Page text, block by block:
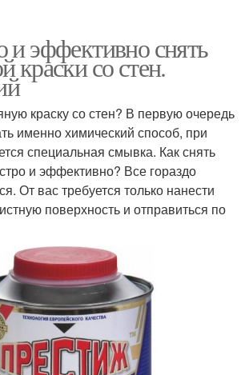
и эффективно снять
краски со стен.
краску со стен? В первую очередь
именно химический способ, при
специальная смывка. Как снять
и эффективно? Все гораздо
От вас требуется только нанести
поверхность и отправиться по